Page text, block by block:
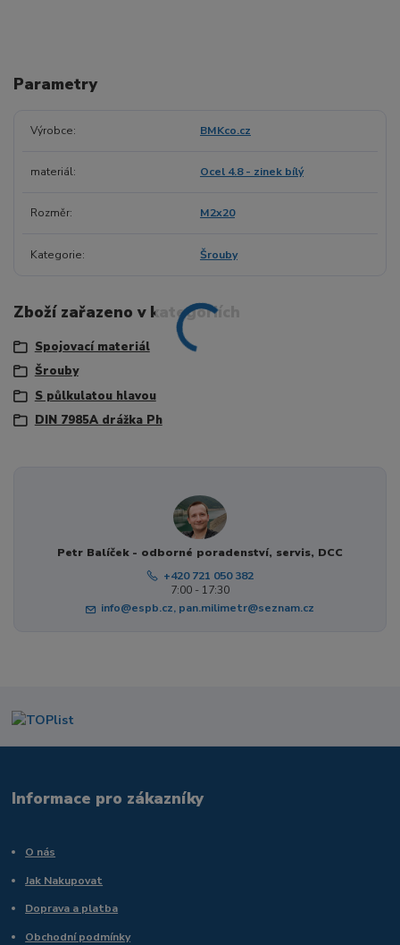
Parametry
Výrobce BMKco.cz
materiál Ocel 4.8 - zinek bílý
Rozměr M2x20
Kategorie Šrouby
Zboží zařazeno v kategoriích
Spojovací materiál
Šrouby
S půlkulatou hlavou
DIN 7985A drážka Ph
Petr Balíček - odborné poradenství, servis, DCC
+420 721 050 382
7:00 - 17:30
info@espb.cz, pan.milimetr@seznam.cz
Informace pro zákazníky
O nás
Jak Nakupovat
Doprava a platba
Obchodní podmínky